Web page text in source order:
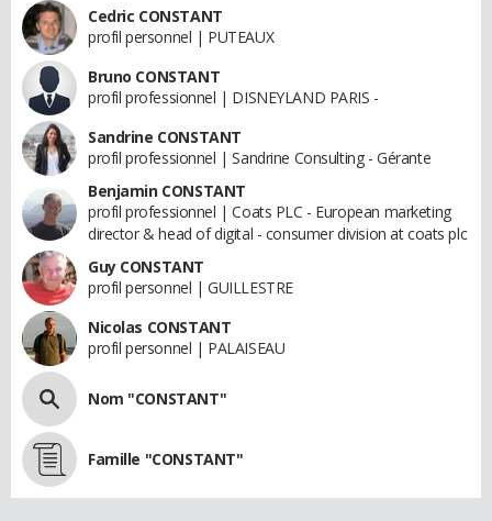
Cedric CONSTANT
profil personnel | PUTEAUX
Bruno CONSTANT
profil professionnel | DISNEYLAND PARIS -
Sandrine CONSTANT
profil professionnel | Sandrine Consulting - Gérante
Benjamin CONSTANT
profil professionnel | Coats PLC - European marketing
director & head of digital - consumer division at coats plc
Guy CONSTANT
profil personnel | GUILLESTRE
Nicolas CONSTANT
profil personnel | PALAISEAU
Nom "CONSTANT"
Famille "CONSTANT"